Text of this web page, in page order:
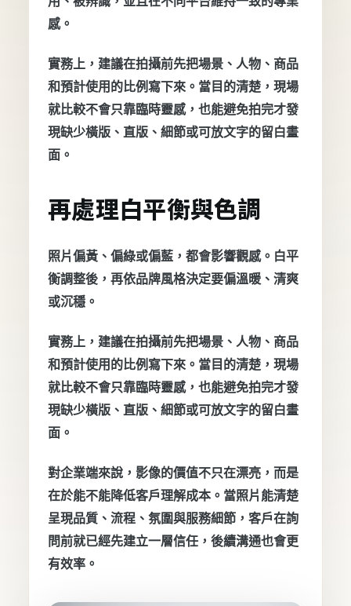
感。
實務上，建議在拍攝前先把場景、人物、商品
和預計使用的比例寫下來。當目的清楚，現場
就比較不會只靠臨時靈感，也能避免拍完才發
現缺少橫版、直版、細節或可放文字的留白畫
面。
再處理白平衡與色調
照片偏黃、偏綠或偏藍，都會影響觀感。白平
衡調整後，再依品牌風格決定要偏溫暖、清爽
或沉穩。
實務上，建議在拍攝前先把場景、人物、商品
和預計使用的比例寫下來。當目的清楚，現場
就比較不會只靠臨時靈感，也能避免拍完才發
現缺少橫版、直版、細節或可放文字的留白畫
面。
對企業端來說，影像的價值不只在漂亮，而是
在於能不能降低客戶理解成本。當照片能清楚
呈現品質、流程、氛圍與服務細節，客戶在詢
問前就已經先建立一層信任，後續溝通也會更
有效率。